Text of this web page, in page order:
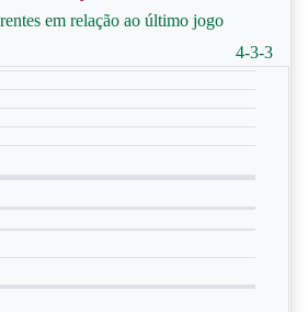
em relação ao último jogo
4-3-3